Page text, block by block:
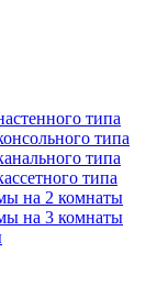
типа
типа
типа
типа
на 2 комнаты
на 3 комнаты